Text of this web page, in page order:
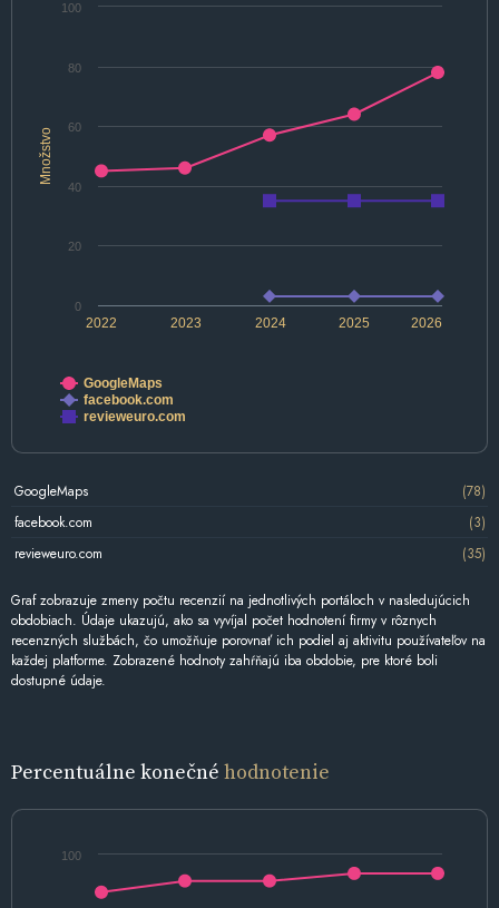
Množstvo
2022 2024 2026
2023 2025
0
20
40
60
80
100
GoogleMaps
facebook.com
revieweuro.com
GoogleMaps
(78)
facebook.com
(3)
revieweuro.com
(35)
Graf zobrazuje zmeny počtu recenzií na jednotlivých portáloch v nasledujúcich
obdobiach. Údaje ukazujú, ako sa vyvíjal počet hodnotení firmy v rôznych
recenzných službách, čo umožňuje porovnať ich podiel aj aktivitu používateľov na
každej platforme. Zobrazené hodnoty zahŕňajú iba obdobie, pre ktoré boli
dostupné údaje.
Percentuálne konečné hodnotenie
100